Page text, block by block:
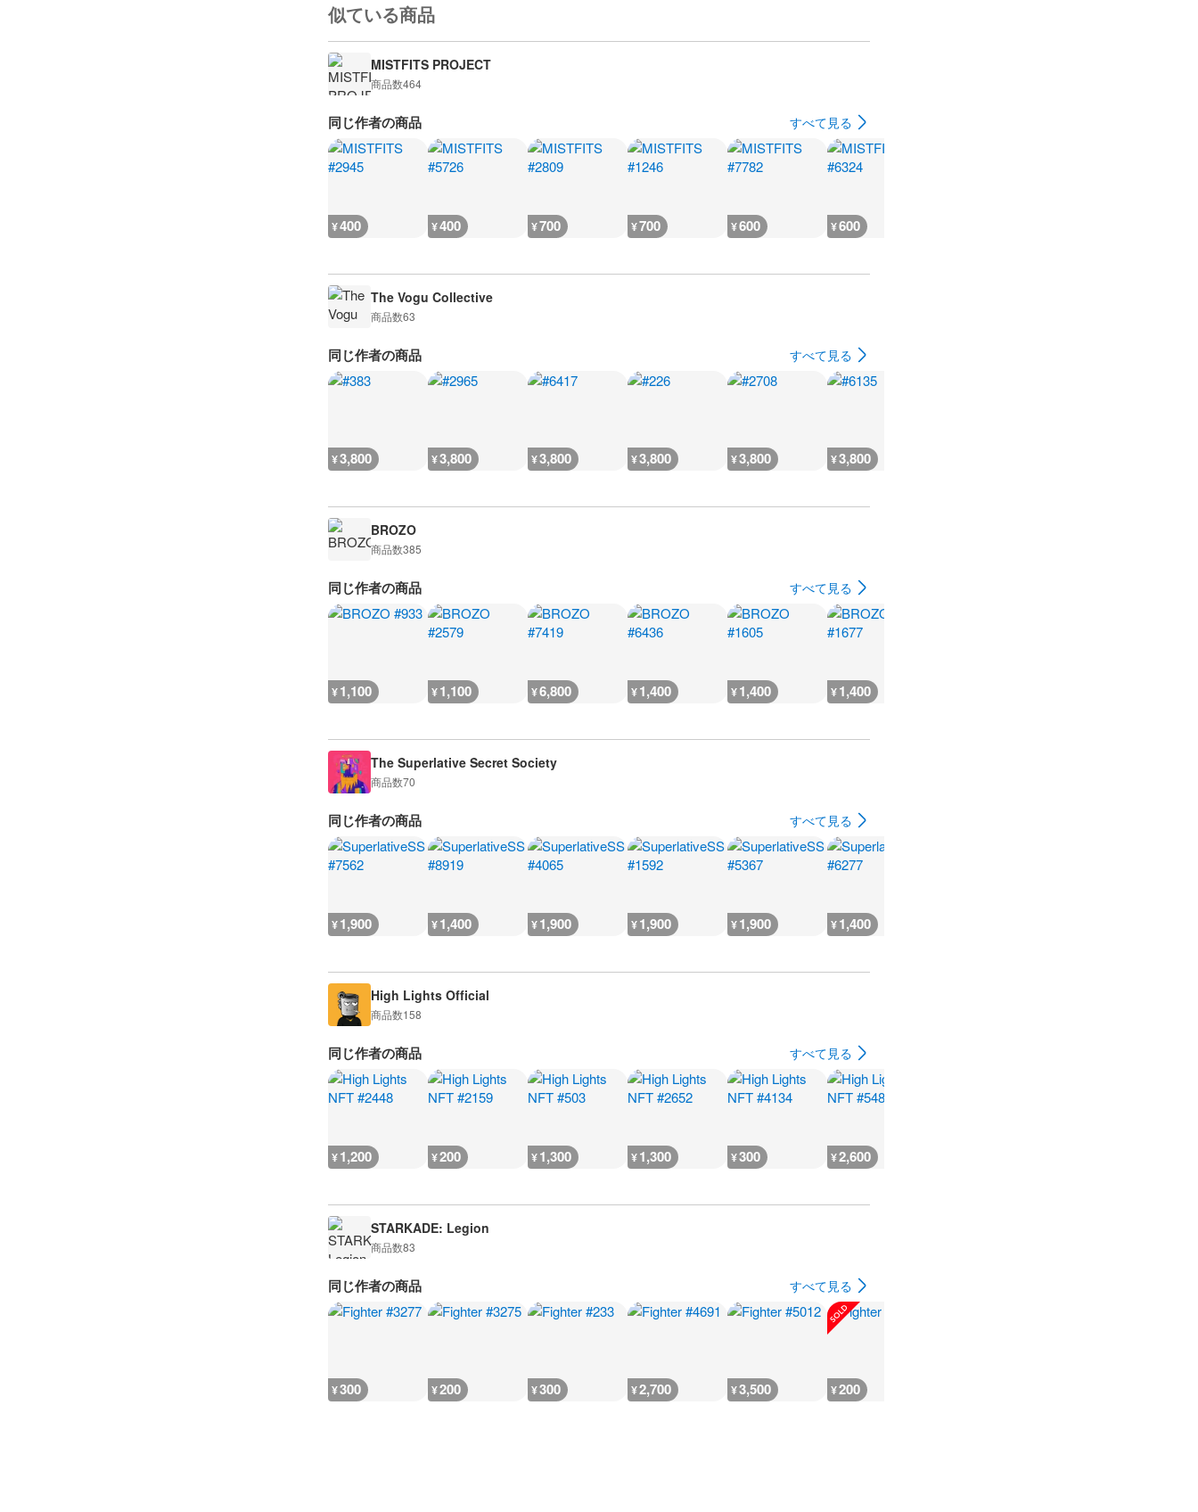
似ている商品
MISTFITS PROJECT
商品数464
同じ作者の商品 すべて見る
¥400 ¥400 ¥700 ¥700 ¥600 ¥600
The Vogu Collective
商品数63
同じ作者の商品 すべて見る
¥3,800 ¥3,800 ¥3,800 ¥3,800 ¥3,800 ¥3,800
BROZO
商品数385
同じ作者の商品 すべて見る
¥1,100 ¥1,100 ¥6,800 ¥1,400 ¥1,400 ¥1,400
The Superlative Secret Society
商品数70
同じ作者の商品 すべて見る
¥1,900 ¥1,400 ¥1,900 ¥1,900 ¥1,900 ¥1,400
High Lights Official
商品数158
同じ作者の商品 すべて見る
¥1,200 ¥200 ¥1,300 ¥1,300 ¥300 ¥2,600
STARKADE: Legion
商品数83
同じ作者の商品 すべて見る
¥300 ¥200 ¥300 ¥2,700 ¥3,500 ¥200